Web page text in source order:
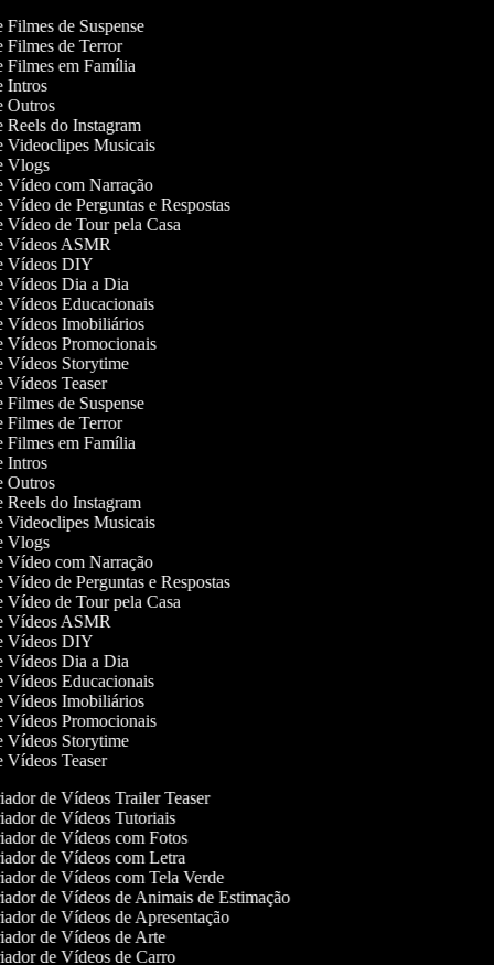
Filmes de Suspense
Filmes de Terror
Filmes em Família
Intros
Outros
Reels do Instagram
Videoclipes Musicais
Vlogs
Vídeo com Narração
Vídeo de Perguntas e Respostas
Vídeo de Tour pela Casa
Vídeos ASMR
Vídeos DIY
Vídeos Dia a Dia
Vídeos Educacionais
Vídeos Imobiliários
Vídeos Promocionais
Vídeos Storytime
Vídeos Teaser
Filmes de Suspense
Filmes de Terror
Filmes em Família
Intros
Outros
Reels do Instagram
Videoclipes Musicais
Vlogs
Vídeo com Narração
Vídeo de Perguntas e Respostas
Vídeo de Tour pela Casa
Vídeos ASMR
Vídeos DIY
Vídeos Dia a Dia
Vídeos Educacionais
Vídeos Imobiliários
Vídeos Promocionais
Vídeos Storytime
Vídeos Teaser
de Vídeos Trailer Teaser
de Vídeos Tutoriais
de Vídeos com Fotos
de Vídeos com Letra
de Vídeos com Tela Verde
de Vídeos de Animais de Estimação
de Vídeos de Apresentação
de Vídeos de Arte
de Vídeos de Carro